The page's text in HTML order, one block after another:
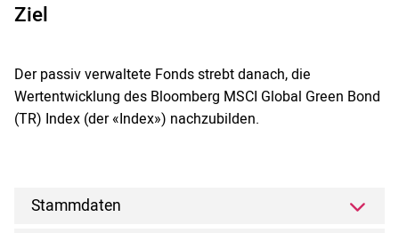
Ziel
Der passiv verwaltete Fonds strebt danach, die
Wertentwicklung des Bloomberg MSCI Global Green Bond
(TR) Index (der «Index») nachzubilden.
Stammdaten